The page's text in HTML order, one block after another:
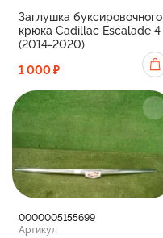
Заглушка буксировочного
крюка Cadillac Escalade 4
(2014-2020)
1 000 ₽
0000005155699
Артикул